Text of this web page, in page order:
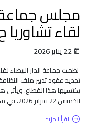
مجلس جماعة
لقاء تشاوريا
22 يناير 2026
نظمت جماعة الدار البيضاء
تجديد عقود تدبير ملف
يكتسيها هذا القطاع. ويأتي
الخميس 22 فبراير 2026، في سياق التحضير لطرح...
اقرأ المزيد...